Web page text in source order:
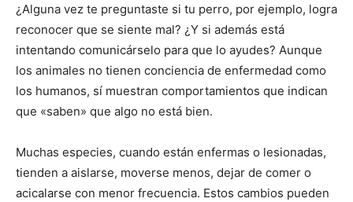
¿Alguna vez te preguntaste si tu perro, por ejemplo, logra
reconocer que se siente mal? ¿Y si además está
intentando comunicárselo para que lo ayudes? Aunque
los animales no tienen conciencia de enfermedad como
los humanos, sí muestran comportamientos que indican
que «saben» que algo no está bien.
Muchas especies, cuando están enfermas o lesionadas,
tienden a aislarse, moverse menos, dejar de comer o
acicalarse con menor frecuencia. Estos cambios pueden